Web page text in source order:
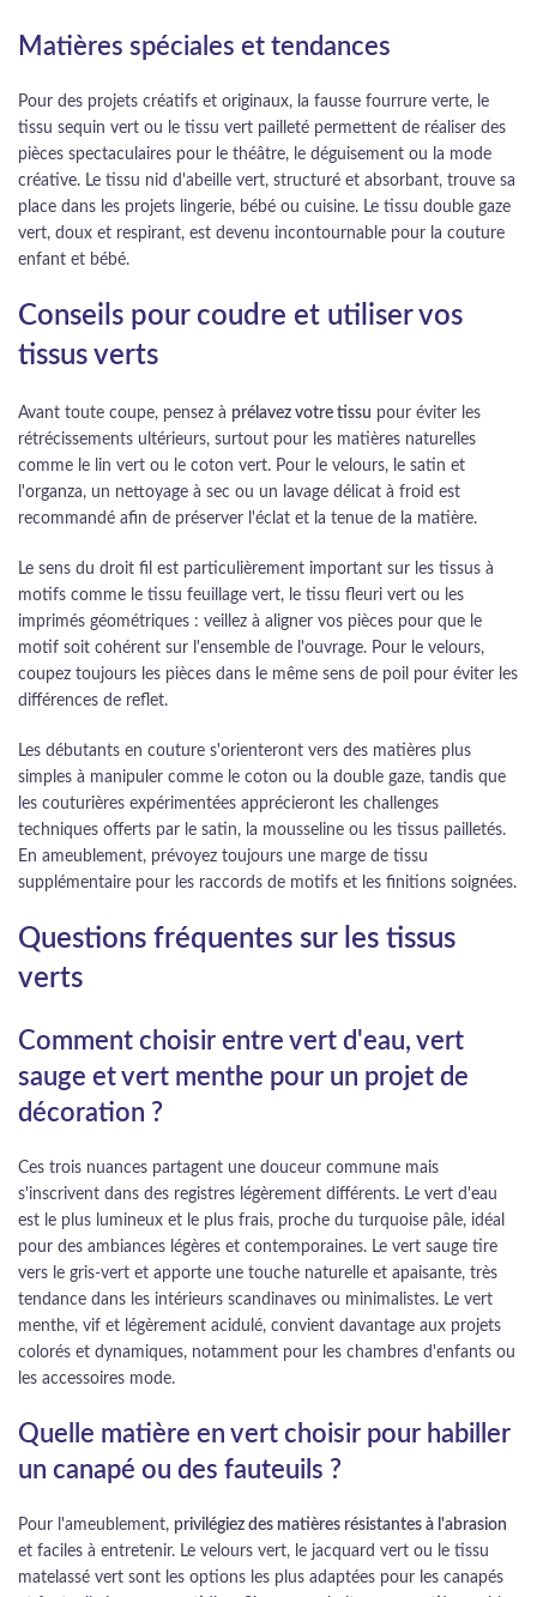
Matières spéciales et tendances
Pour des projets créatifs et originaux, la fausse fourrure verte, le
tissu sequin vert ou le tissu vert pailleté permettent de réaliser des
pièces spectaculaires pour le théâtre, le déguisement ou la mode
créative. Le tissu nid d'abeille vert, structuré et absorbant, trouve sa
place dans les projets lingerie, bébé ou cuisine. Le tissu double gaze
vert, doux et respirant, est devenu incontournable pour la couture
enfant et bébé.
Conseils pour coudre et utiliser vos
tissus verts
Avant toute coupe, pensez à prélavez votre tissu pour éviter les
rétrécissements ultérieurs, surtout pour les matières naturelles
comme le lin vert ou le coton vert. Pour le velours, le satin et
l'organza, un nettoyage à sec ou un lavage délicat à froid est
recommandé afin de préserver l'éclat et la tenue de la matière.
Le sens du droit fil est particulièrement important sur les tissus à
motifs comme le tissu feuillage vert, le tissu fleuri vert ou les
imprimés géométriques : veillez à aligner vos pièces pour que le
motif soit cohérent sur l'ensemble de l'ouvrage. Pour le velours,
coupez toujours les pièces dans le même sens de poil pour éviter les
différences de reflet.
Les débutants en couture s'orienteront vers des matières plus
simples à manipuler comme le coton ou la double gaze, tandis que
les couturières expérimentées apprécieront les challenges
techniques offerts par le satin, la mousseline ou les tissus pailletés.
En ameublement, prévoyez toujours une marge de tissu
supplémentaire pour les raccords de motifs et les finitions soignées.
Questions fréquentes sur les tissus
verts
Comment choisir entre vert d'eau, vert
sauge et vert menthe pour un projet de
décoration ?
Ces trois nuances partagent une douceur commune mais
s'inscrivent dans des registres légèrement différents. Le vert d'eau
est le plus lumineux et le plus frais, proche du turquoise pâle, idéal
pour des ambiances légères et contemporaines. Le vert sauge tire
vers le gris-vert et apporte une touche naturelle et apaisante, très
tendance dans les intérieurs scandinaves ou minimalistes. Le vert
menthe, vif et légèrement acidulé, convient davantage aux projets
colorés et dynamiques, notamment pour les chambres d'enfants ou
les accessoires mode.
Quelle matière en vert choisir pour habiller
un canapé ou des fauteuils ?
Pour l'ameublement, privilégiez des matières résistantes à l'abrasion
et faciles à entretenir. Le velours vert, le jacquard vert ou le tissu
matelassé vert sont les options les plus adaptées pour les canapés